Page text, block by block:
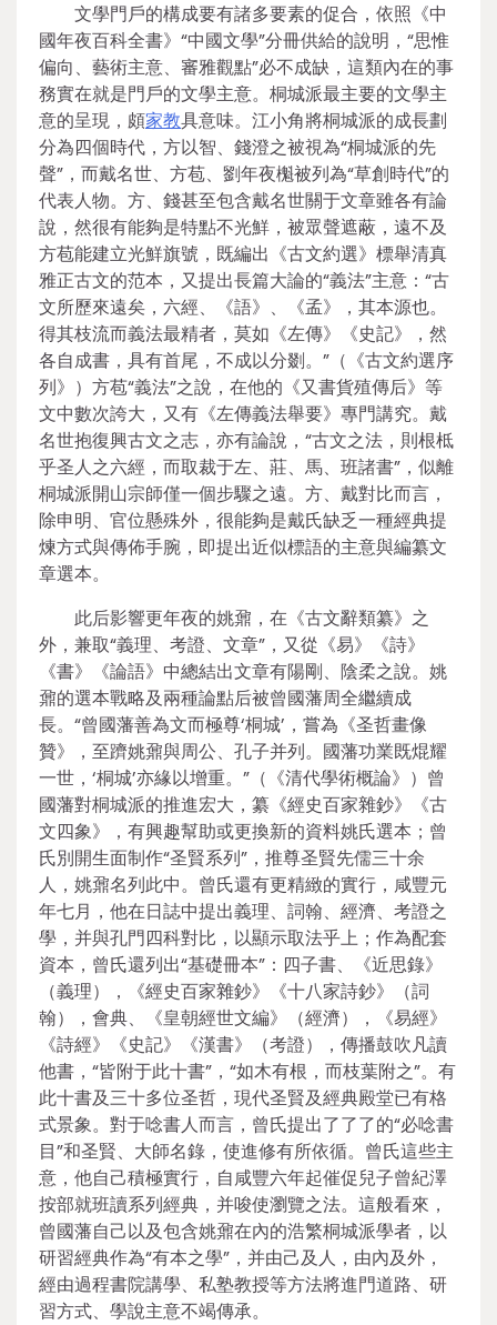
文學門戶的構成要有諸多要素的促合，依照《中
國年夜百科全書》“中國文學”分冊供給的說明，“思惟
偏向、藝術主意、審雅觀點”必不成缺，這類內在的事
務實在就是門戶的文學主意。桐城派最主要的文學主
意的呈現，頗家教具意味。江小角將桐城派的成長劃
分為四個時代，方以智、錢澄之被視為“桐城派的先
聲”，而戴名世、方苞、劉年夜櫆被列為“草創時代”的
代表人物。方、錢甚至包含戴名世關于文章雖各有論
說，然很有能夠是特點不光鮮，被眾聲遮蔽，遠不及
方苞能建立光鮮旗號，既編出《古文約選》標舉清真
雅正古文的范本，又提出長篇大論的“義法”主意：“古
文所歷來遠矣，六經、《語》、《孟》，其本源也。
得其枝流而義法最精者，莫如《左傳》《史記》，然
各自成書，具有首尾，不成以分剟。”（《古文約選序
列》）方苞“義法”之說，在他的《又書貨殖傳后》等
文中數次誇大，又有《左傳義法舉要》專門講究。戴
名世抱復興古文之志，亦有論說，“古文之法，則根柢
乎圣人之六經，而取裁于左、莊、馬、班諸書”，似離
桐城派開山宗師僅一個步驟之遠。方、戴對比而言，
除申明、官位懸殊外，很能夠是戴氏缺乏一種經典提
煉方式與傳佈手腕，即提出近似標語的主意與編纂文
章選本。
此后影響更年夜的姚鼐，在《古文辭類纂》之
外，兼取“義理、考證、文章”，又從《易》《詩》
《書》《論語》中總結出文章有陽剛、陰柔之說。姚
鼐的選本戰略及兩種論點后被曾國藩周全繼續成
長。“曾國藩善為文而極尊‘桐城’，嘗為《圣哲畫像
贊》，至躋姚鼐與周公、孔子并列。國藩功業既焜耀
一世，‘桐城’亦緣以增重。”（《清代學術概論》）曾
國藩對桐城派的推進宏大，纂《經史百家雜鈔》《古
文四象》，有興趣幫助或更換新的資料姚氏選本；曾
氏別開生面制作“圣賢系列”，推尊圣賢先儒三十余
人，姚鼐名列此中。曾氏還有更精緻的實行，咸豐元
年七月，他在日誌中提出義理、詞翰、經濟、考證之
學，并與孔門四科對比，以顯示取法乎上；作為配套
資本，曾氏還列出“基礎冊本”：四子書、《近思錄》
（義理），《經史百家雜鈔》《十八家詩鈔》（詞
翰），會典、《皇朝經世文編》（經濟），《易經》
《詩經》《史記》《漢書》（考證），傳播鼓吹凡讀
他書，“皆附于此十書”，“如木有根，而枝葉附之”。有
此十書及三十多位圣哲，現代圣賢及經典殿堂已有格
式景象。對于唸書人而言，曾氏提出了了了的“必唸書
目”和圣賢、大師名錄，使進修有所依循。曾氏這些主
意，他自己積極實行，自咸豐六年起催促兒子曾紀澤
按部就班讀系列經典，并唆使瀏覽之法。這般看來，
曾國藩自己以及包含姚鼐在內的浩繁桐城派學者，以
研習經典作為“有本之學”，并由己及人，由內及外，
經由過程書院講學、私塾教授等方法將進門道路、研
習方式、學說主意不竭傳承。